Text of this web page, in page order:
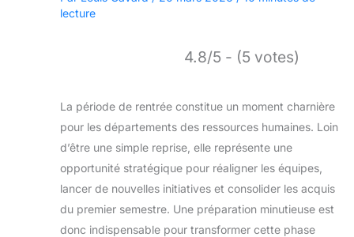
lecture
4.8/5 - (5 votes)
La période de rentrée constitue un moment charnière
pour les départements des ressources humaines. Loin
d’être une simple reprise, elle représente une
opportunité stratégique pour réaligner les équipes,
lancer de nouvelles initiatives et consolider les acquis
du premier semestre. Une préparation minutieuse est
donc indispensable pour transformer cette phase